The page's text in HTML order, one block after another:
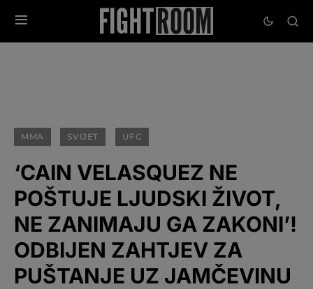
MMA SVIJET UFC
‘CAIN VELASQUEZ NE
POŠTUJE LJUDSKI ŽIVOT,
NE ZANIMAJU GA ZAKONI’!
ODBIJEN ZAHTJEV ZA
PUŠTANJE UZ JAMČEVINU